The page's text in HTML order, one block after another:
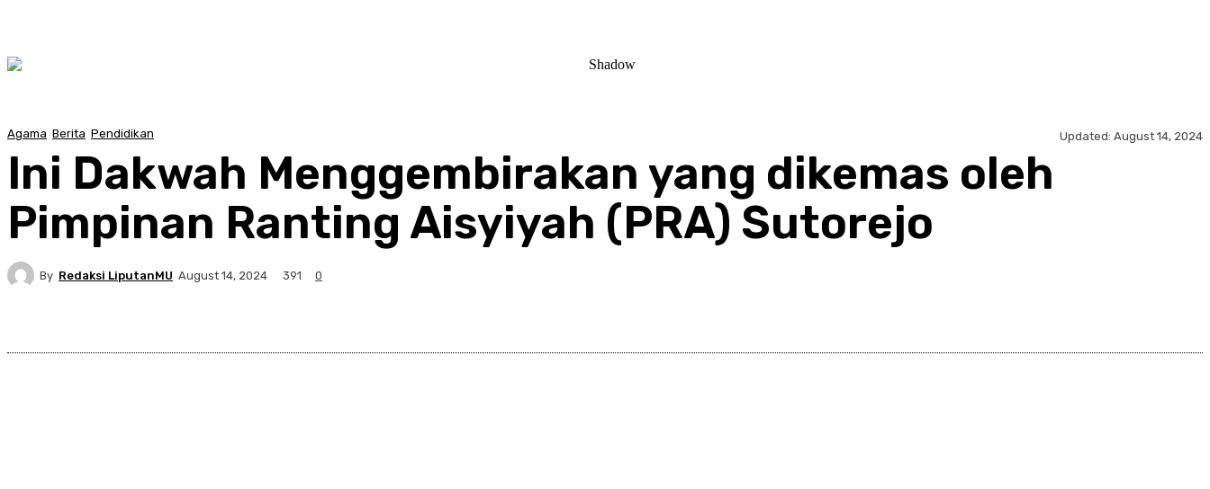
Agama Berita Pendidikan Updated: August 14, 2024
Ini Dakwah Menggembirakan yang dikemas oleh
Pimpinan Ranting Aisyiyah (PRA) Sutorejo
By Redaksi LiputanMU August 14, 2024 391 0